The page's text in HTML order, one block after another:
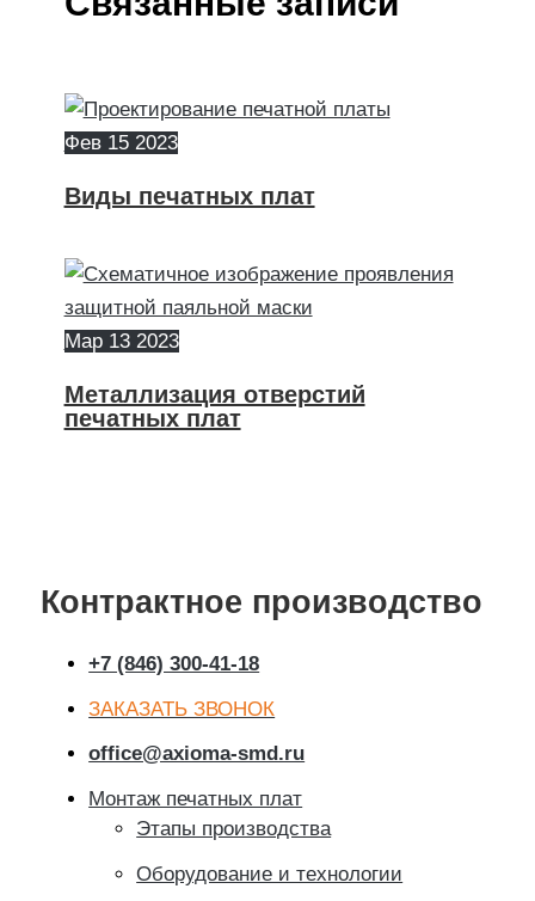
Фев 15 2023
Виды печатных плат
Мар 13 2023
Металлизация отверстий
печатных плат
Контрактное производство
+7 (846) 300-41-18
ЗАКАЗАТЬ ЗВОНОК
office@axioma-smd.ru
Монтаж печатных плат
Этапы производства
Оборудование и технологии